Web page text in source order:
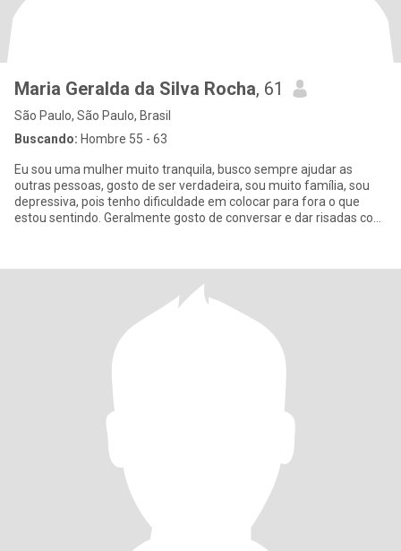
Maria Geralda da Silva Rocha, 61
São Paulo, São Paulo, Brasil
Buscando: Hombre 55 - 63
Eu sou uma mulher muito tranquila, busco sempre ajudar as
outras pessoas, gosto de ser verdadeira, sou muito família, sou
depressiva, pois tenho dificuldade em colocar para fora o que
estou sentindo. Geralmente gosto de conversar e dar risadas com